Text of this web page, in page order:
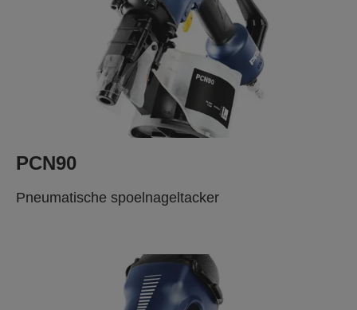
PCN90
Pneumatische spoelnageltacker